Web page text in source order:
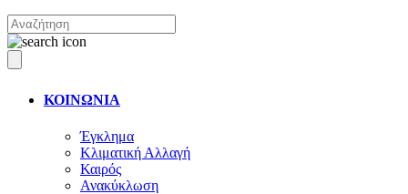
ΚΟΙΝΩΝΙΑ
Έγκλημα
Κλιματική Αλλαγή
Καιρός
Ανακύκλωση